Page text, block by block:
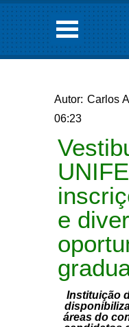
Autor: Carlos
06:23
e
Instituição
áreas do